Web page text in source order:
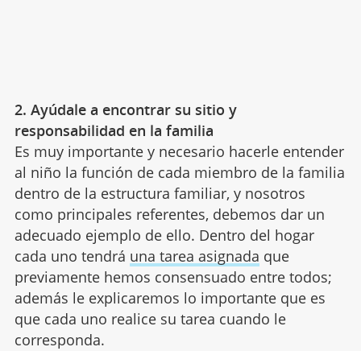
2. Ayúdale a encontrar su sitio y
responsabilidad en la familia
Es muy importante y necesario hacerle entender
al niño la función de cada miembro de la familia
dentro de la estructura familiar, y nosotros
como principales referentes, debemos dar un
adecuado ejemplo de ello. Dentro del hogar
cada uno tendrá una tarea asignada que
previamente hemos consensuado entre todos;
además le explicaremos lo importante que es
que cada uno realice su tarea cuando le
corresponda.